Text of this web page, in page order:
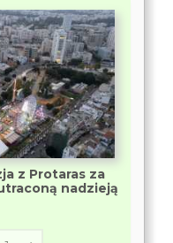
z Protaras za
nadzieją